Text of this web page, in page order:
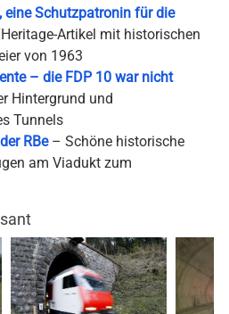
eine Schutzpatronin für die
Artikel mit historischen
von 1963
– die FDP 10 war nicht
Hintergrund und
Tunnels
RBe– Schöne historische
am Viadukt zum